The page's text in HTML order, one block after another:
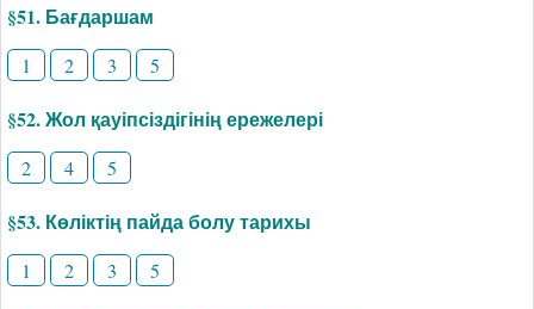
§51. Бағдаршам
1 2 3 5
§52. Жол қауіпсіздігінің ережелері
2 4 5
§53. Көліктің пайда болу тарихы
1 2 3 5